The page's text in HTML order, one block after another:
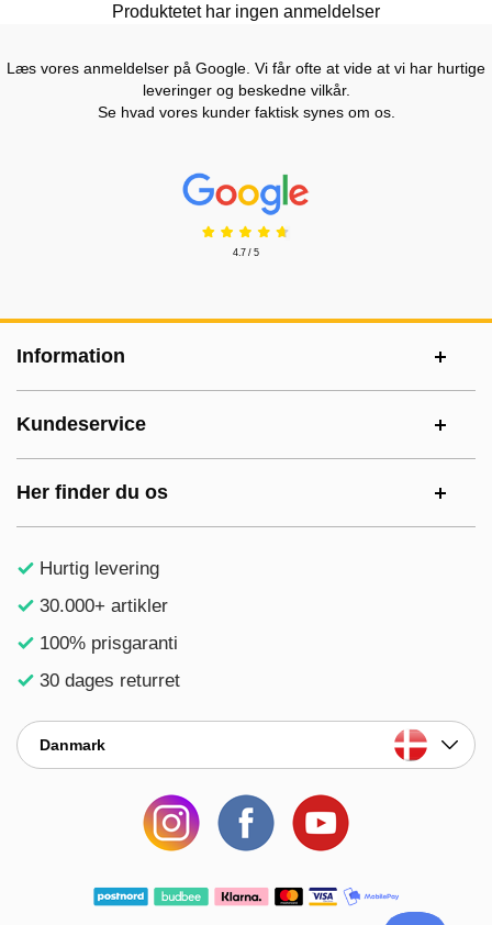
Produktetet har ingen anmeldelser
Læs vores anmeldelser på Google. Vi får ofte at vide at vi har hurtige
leveringer og beskedne vilkår.
Se hvad vores kunder faktisk synes om os.
Prisjakt Anmeldelser: 4.7 Stjerne
4.7 / 5
Information
Kundeservice
Her finder du os
Hurtig levering
30.000+ artikler
100% prisgaranti
30 dages returret
Danmark